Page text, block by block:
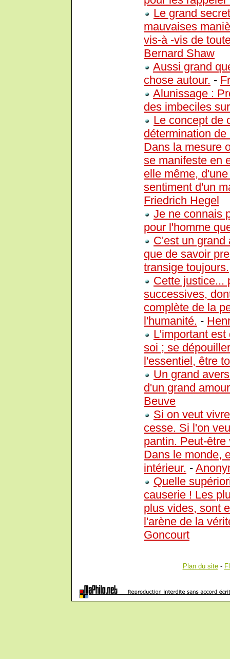
Le grand
mauvaises
vis-à -vis de
Bernard Shaw
Aussi grand
chose autour. -
Alunissage :
des imbeciles
Le concept de
détermination
Dans la mesure
se manifeste en
elle même,
sentiment d'un
Friedrich Hegel
Je ne connais
pour l'homme
C'est un grand
que de savoir
transige toujours.
Cette justice...
successives,
complète de la
l'humanité. -
L'important
soi ; se
l'essentiel, être
Un grand
d'un grand
Beuve
Si on veut
cesse. Si l'on
pantin. Peut-
Dans le monde,
intérieur. -
Quelle
causerie ! Les
plus vides, sont
l'arène de la
Goncourt
Plan du site-